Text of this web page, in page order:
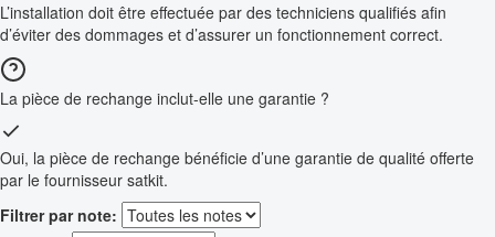
L’installation doit être effectuée par des techniciens qualifiés afin
d’éviter des dommages et d’assurer un fonctionnement correct.
La pièce de rechange inclut-elle une garantie ?
Oui, la pièce de rechange bénéficie d’une garantie de qualité offerte
par le fournisseur satkit.
Filtrer par note: